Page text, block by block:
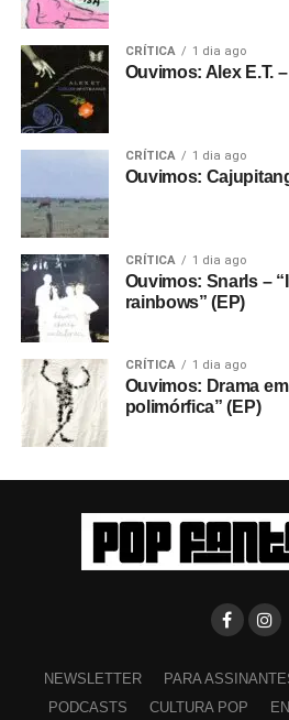
CRÍTICA 1 dia ago
Ouvimos: Alex E.T.
CRÍTICA 1 dia ago
Ouvimos:
CRÍTICA 1 dia ago
Ouvimos: Snarls –
rainbows” (EP)
CRÍTICA 1 dia ago
Ouvimos: Drama
polimórfica” (EP)
NEWSLETTER PARA
PODCASTS
CULTURA POP